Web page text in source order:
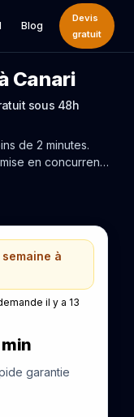
Blog
Devis
gratuit
Canari
sous 48h
de 2 minutes.
en concurrence
à
il y a 13
garantie